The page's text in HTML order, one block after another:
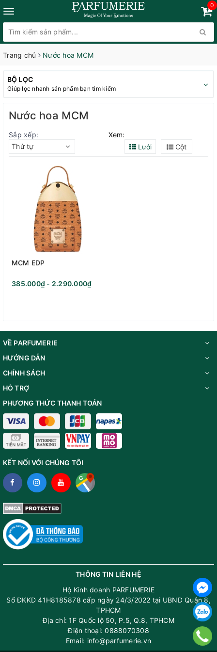
0
Trang chủ Nước hoa MCM
BỘ LỌC
Giúp lọc nhanh sản phẩm bạn tìm kiếm
Nước hoa MCM
Sắp xếp:
Thứ tự
Xem:
Lưới
Cột
MCM EDP
385.000₫ - 2.290.000₫
VỀ PARFUMERIE
HƯỚNG DẪN
CHÍNH SÁCH
HỖ TRỢ
PHƯƠNG THỨC THANH TOÁN
KẾT NỐI VỚI CHÚNG TÔI
THÔNG TIN LIÊN HỆ
Hộ Kinh doanh PARFUMERIE
Số ĐKKD 41H8185878 cấp ngày 24/3/2022 tại UBND Quận 8,
TPHCM
Địa chỉ: 1F Quốc lộ 50, P.5, Q.8, TPHCM
Điện thoại: 0888070308
Email: info@parfumerie.vn